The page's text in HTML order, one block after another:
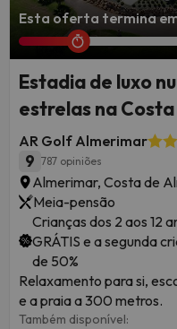
Esta oferta termina
Estadia de luxo
estrelas na
AR Golf Almerimar
9 787 opiniões
Almerimar, Costa de
Meia-pensão
Crianças dos 2 aos 12
GRÁTIS e a segunda
de 50%
Relaxamento para si,
e a praia a 300 metros.
Também disponível: